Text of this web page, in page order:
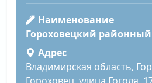
Наименование
Гороховецкий районный
Адрес
Владимирская область,